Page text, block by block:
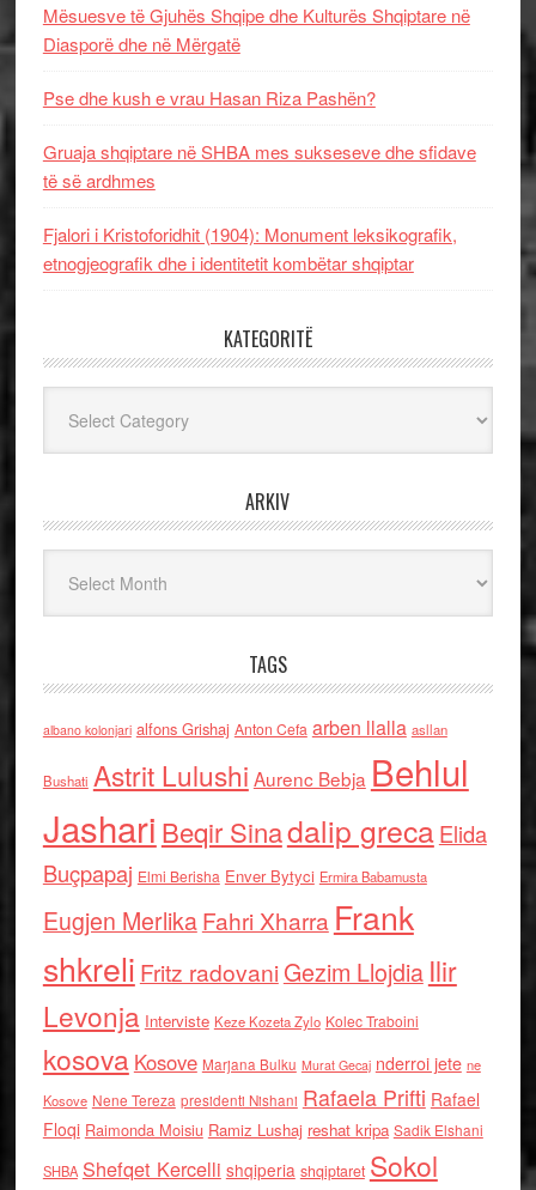
Mësuesve të Gjuhës Shqipe dhe Kulturës Shqiptare në
Diasporë dhe në Mërgatë
Pse dhe kush e vrau Hasan Riza Pashën?
Gruaja shqiptare në SHBA mes sukseseve dhe sfidave
të së ardhmes
Fjalori i Kristoforidhit (1904): Monument leksikografik,
etnogjeografik dhe i identitetit kombëtar shqiptar
KATEGORITË
ARKIV
TAGS
albano kolonjari alfons Grishaj Anton Cefa arben llalla asllan
Bushati Astrit Lulushi Aurenc Bebja Behlul
Jashari Beqir Sinadalip grecaElida
Buçpapaj Elmi Berisha Enver Bytyci Ermira Babamusta
Eugjen MerlikaFahri Xharra Frank
shkreli Fritz radovaniGezim Llojdia Ilir
Levonja Interviste Keze Kozeta Zylo Kolec Traboini
kosova Kosove Marjana Bulku Murat Gecaj nderroi jete ne
Kosove Nene Tereza presidenti Nishani Rafaela Prifti Rafael
Floqi Raimonda Moisiu Ramiz Lushaj reshat kripa Sadik Elshani
SHBA Shefqet Kercelli shqiperia shqiptaret Sokol